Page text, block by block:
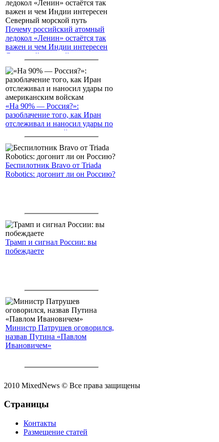
Почему российский атомный
ледокол «Ленин» остаётся так
важен и чем Индии интересен
Северный морской путь
«На 90% — Россия?»:
разоблачение того, как Иран
отслеживал и наносил удары по
американским войскам
Беспилотник Bravo от Triada
Robotics: догонит ли он Россию?
Трамп и сигнал России: вы
побеждаете
Министр Патрушев оговорился,
назвав Путина «Павлом
Ивановичем»
2010 MixedNews © Все права защищены
Страницы
Контакты
Размещение статей